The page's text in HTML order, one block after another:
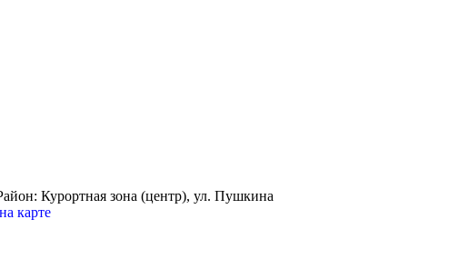
Курортная зона (центр), ул. Пушкина
карте